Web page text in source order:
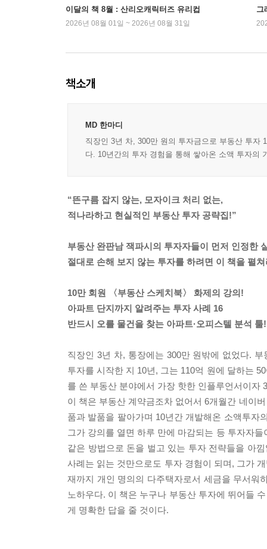
이달의 책 8월 : 산리오캐릭터즈 유리컵
2026년 08월 01일 ~ 2026년 08월 31일
그
책소개
MD 한마디
직장인 3년 차, 300만 원의 투자금으로 부동산 투자
다. 10년간의 투자 경험을 통해 쌓아온 소액 투자의
“뜬구름 잡지 않는, 모자이크 처리 없는,
적나라하고 현실적인 부동산 투자 공략집!”
부동산 완판남 잭파시의 투자자들이 먼저 인정한
절대로 손해 보지 않는 투자를 하려면 이 책을 펼
10만 회원 〈부동산 스케치북〉 화제의 강의!
아파트 단지까지 알려주는 투자 사례 16
반드시 오를 물건을 찾는 아파트·오피스텔 분석 툴!
직장인 3년 차, 통장에는 300만 원밖에 없었다.
투자를 시작한 지 10년, 그는 110억 원에 달하는
를 쓴 부동산 분야에서 가장 핫한 인플루언서이자
이 책은 부동산 계약금조차 없어서 6개월간 네이
품과 발품을 팔아가며 10년간 개발해온 소액투자
그가 강의를 열면 하루 만에 마감되는 등 투자자
같은 방법으로 돈을 벌고 있는 투자 전략들을 아
사례는 읽는 것만으로도 투자 경험이 되며, 그가
재까지 개인 명의의 다주택자로서 세금을 무서워
노하우다. 이 책은 누구나 부동산 투자에 뛰어들
게 명확한 답을 줄 것이다.